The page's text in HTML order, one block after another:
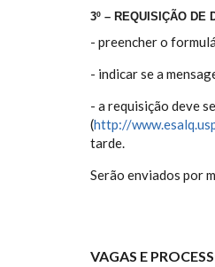
3º – REQUISIÇÃO DE
- preencher o
- indicar se a
- a requisição deve
(http://
tarde.
Serão enviados por
VAGAS E